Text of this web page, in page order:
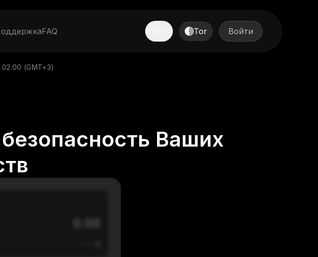
FAQ Tor Войти
(GMT+3)
Ваших